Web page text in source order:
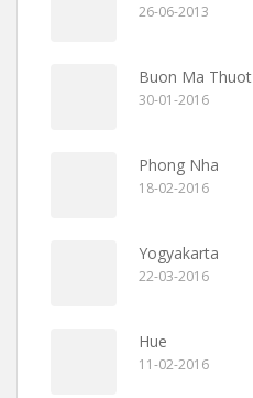
26-06-2013
Buon Ma Thuot
30-01-2016
Phong Nha
18-02-2016
Yogyakarta
22-03-2016
Hue
11-02-2016